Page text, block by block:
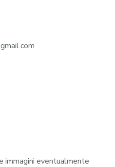
immagini eventualmente